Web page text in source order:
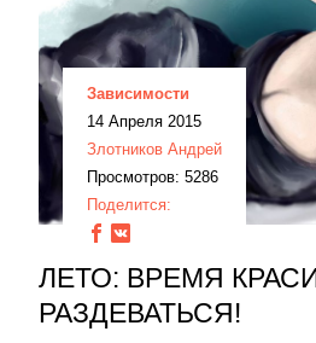
Зависимости
14 Апреля 2015
Злотников Андрей
Просмотров: 5286
Поделится:
ЛЕТО: ВРЕМЯ
РАЗДЕВАТЬСЯ!